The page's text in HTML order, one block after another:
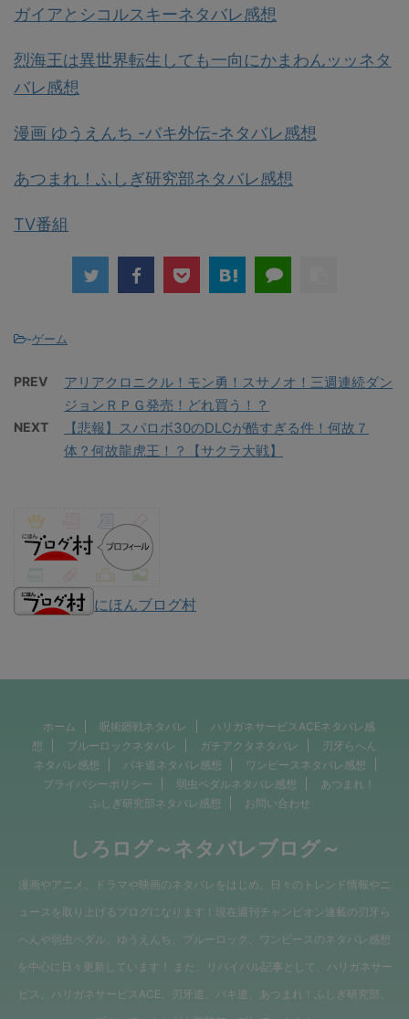
ガイアとシコルスキーネタバレ感想
烈海王は異世界転生しても一向にかまわんッッネタ
バレ感想
漫画 ゆうえんち -バキ外伝-ネタバレ感想
あつまれ！ふしぎ研究部ネタバレ感想
TV番組
-ゲーム
PREV
アリアクロニクル！モン勇！スサノオ！三週連続ダン
ジョンＲＰＧ発売！どれ買う！？
NEXT
【悲報】スパロボ30のDLCが酷すぎる件！何故７
体？何故龍虎王！？【サクラ大戦】
にほんブログ村
ホーム 呪術廻戦ネタバレ
ハリガネサービスACEネタバレ感
想
ブルーロックネタバレ ガチアクタネタバレ
刃牙らへん
ネタバレ感想
バキ道ネタバレ感想
ワンピースネタバレ感想
プライバシーポリシー
弱虫ペダルネタバレ感想
あつまれ！
ふしぎ研究部ネタバレ感想
お問い合わせ
しろログ～ネタバレブログ～
漫画やアニメ、ドラマや映画のネタバレをはじめ、日々のトレンド情報やニ
ュースを取り上げるブログになります！現在週刊チャンピオン連載の刃牙ら
へんや弱虫ペダル、ゆうえんち、ブルーロック、ワンピースのネタバレ感想
を中心に日々更新しています！ また、リバイバル記事として、ハリガネサー
ビス、ハリガネサービスACE、刃牙道、バキ道、あつまれ！ふしぎ研究部、